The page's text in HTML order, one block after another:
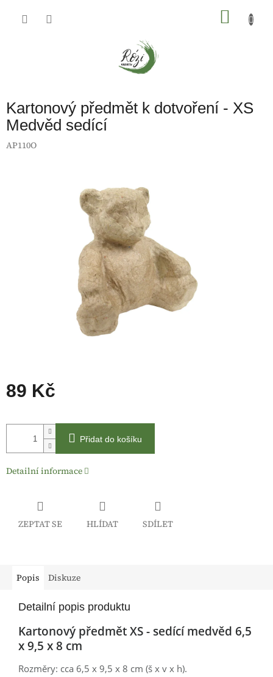
Kartonový předmět k dotvoření - XS
Medvěd sedící
AP110O
89 Kč
cena:
Přidat do košíku
Detailní informace
ZEPTAT SE HLÍDAT SDÍLET
Popis Diskuze
Detailní popis produktu
Kartonový předmět XS - sedící medvěd 6,5
x 9,5 x 8 cm
Rozměry: cca 6,5 x 9,5 x 8 cm (š x v x h).